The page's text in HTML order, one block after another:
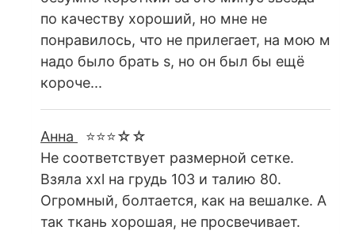
по качеству хороший, но мне не
понравилось, что не прилегает, на мою м
надо было брать s, но он был бы ещё
короче...
Анна
⭐⭐⭐☆☆
Не соответствует размерной сетке.
Взяла xxl на грудь 103 и талию 80.
Огромный, болтается, как на вешалке. А
так ткань хорошая, не просвечивает.